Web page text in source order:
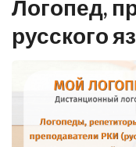
Логопед,
русского